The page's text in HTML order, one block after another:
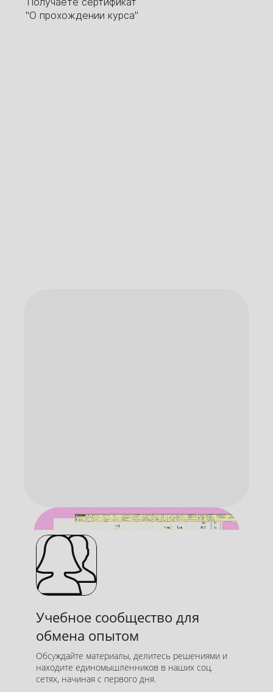
"О прохождении курса"
и справиться
Оперативно ответим на вопросы
по заданям по почте или в
мессенджерах и пришлём
качественный разбор
Учебное сообщество для
обмена опытом
Обсуждайте материалы, делитесь решениями и
находите единомышленников в наших соц.
сетях, начиная с первого дня.